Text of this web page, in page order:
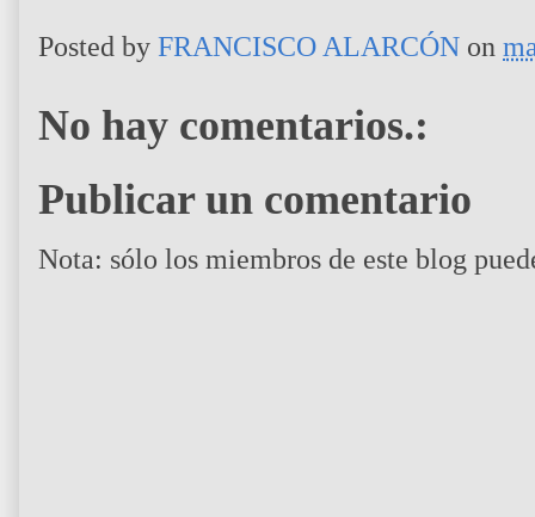
Posted by FRANCISCO ALARCÓN on
No hay comentarios.:
Publicar un comentario
Nota: sólo los miembros de este blog